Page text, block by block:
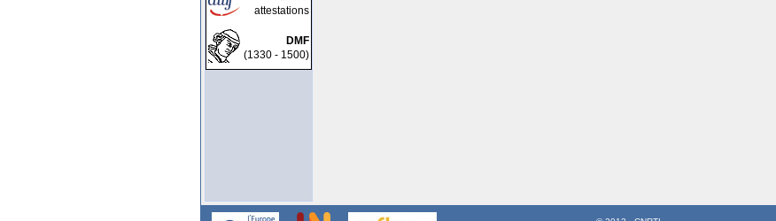
attestations
DMF
(1330 - 1500)